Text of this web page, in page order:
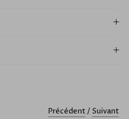
Précédent / Suivant